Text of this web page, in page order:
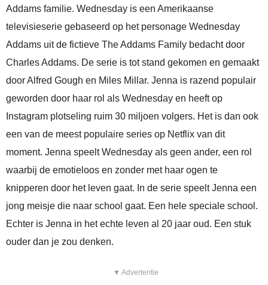
Addams familie. Wednesday is een Amerikaanse
televisieserie gebaseerd op het personage Wednesday
Addams uit de fictieve The Addams Family bedacht door
Charles Addams. De serie is tot stand gekomen en gemaakt
door Alfred Gough en Miles Millar. Jenna is razend populair
geworden door haar rol als Wednesday en heeft op
Instagram plotseling ruim 30 miljoen volgers. Het is dan ook
een van de meest populaire series op Netflix van dit
moment. Jenna speelt Wednesday als geen ander, een rol
waarbij de emotieloos en zonder met haar ogen te
knipperen door het leven gaat. In de serie speelt Jenna een
jong meisje die naar school gaat. Een hele speciale school.
Echter is Jenna in het echte leven al 20 jaar oud. Een stuk
ouder dan je zou denken.
▼ Advertentie